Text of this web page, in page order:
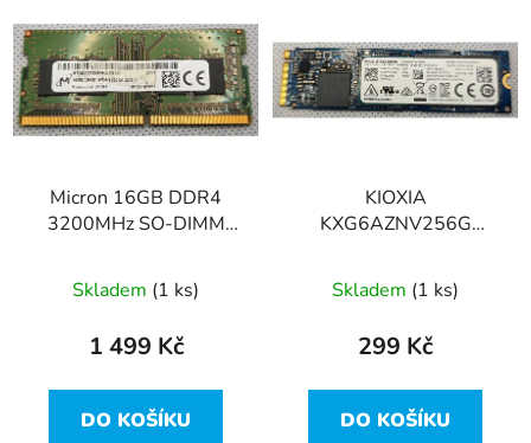
r
o
d
u
k
ý
p
i
s
p
Micron 16GB DDR4
3200MHz SO-DIMM
(MTA8ATF2G64HZ-
3G2E1)
Skladem (1 ks)
1 499 Kč
DO KOŠÍKU
KIOXIA
KXG6AZNV256G
SSD
Skladem (1 ks)
299 Kč
DO KOŠÍKU